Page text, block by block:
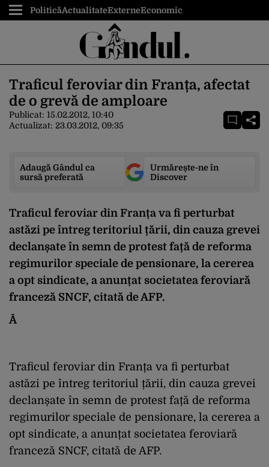
PoliticăActualitateExterneEconomic
Traficul feroviar din Franța, afectat
de o grevă de amploare
Publicat: 15.02.2012, 10:40
Actualizat: 23.03.2012, 09:35
Adaugă Gândul ca
sursă preferată
Urmărește-ne în
Discover
Traficul feroviar din Franța va fi perturbat
astăzi pe întreg teritoriul țării, din cauza grevei
declanșate în semn de protest față de reforma
regimurilor speciale de pensionare, la cererea
a opt sindicate, a anunțat societatea feroviară
franceză SNCF, citată de AFP.
Â
Traficul feroviar din Franța va fi perturbat
astăzi pe întreg teritoriul țării, din cauza grevei
declanșate în semn de protest față de reforma
regimurilor speciale de pensionare, la cererea a
opt sindicate, a anunțat societatea feroviară
franceză SNCF, citată de AFP.